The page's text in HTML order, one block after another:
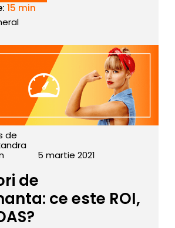
15 min
de
5 martie 2021
de
ce este ROI,